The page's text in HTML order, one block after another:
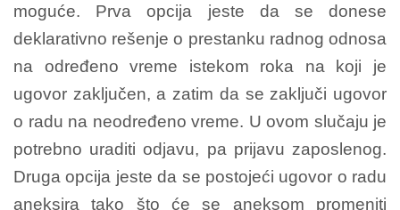
moguće. Prva opcija jeste da se donese
deklarativno rešenje o prestanku radnog odnosa
na određeno vreme istekom roka na koji je
ugovor zaključen, a zatim da se zaključi ugovor
o radu na neodređeno vreme. U ovom slučaju je
potrebno uraditi odjavu, pa prijavu zaposlenog.
Druga opcija jeste da se postojeći ugovor o radu
aneksira tako što će se aneksom promeniti